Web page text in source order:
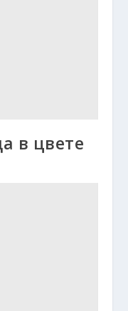
в цвете